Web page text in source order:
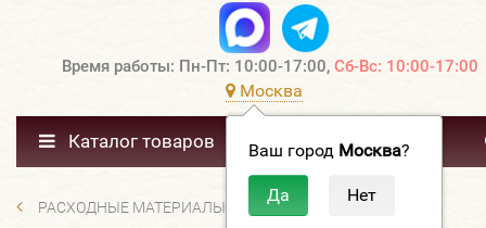
Время работы: Пн-Пт: 10:00-17:00, Сб-Вс: 10:00-17:00
Москва
Ваш город Москва?
Каталог товаров
РАСХОДНЫЕ МАТЕРИАЛЫ